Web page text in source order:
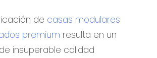
de casas modulares
premium resulta en un
insuperable calidad